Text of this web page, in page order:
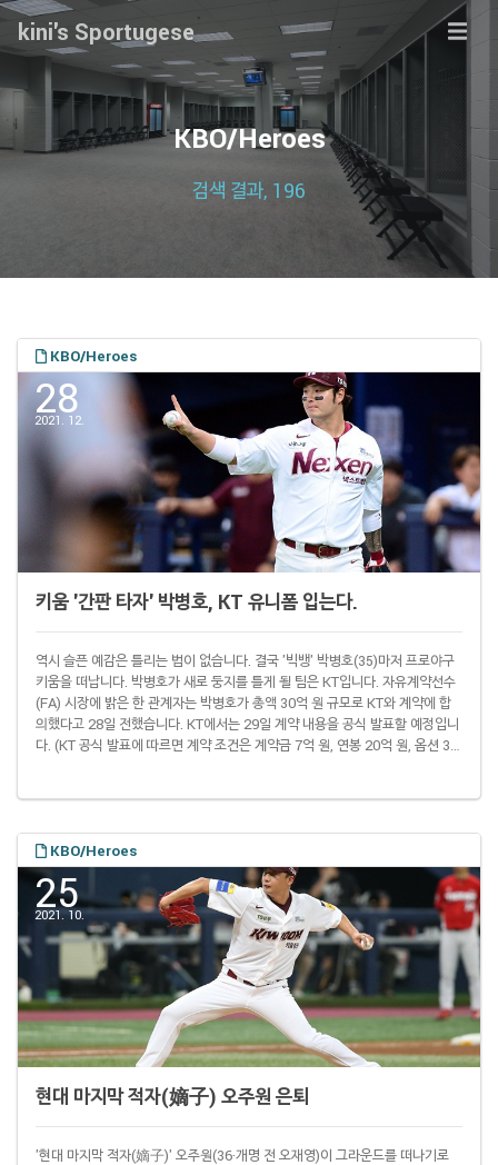
kini's Sportugese
KBO/Heroes
검색 결과, 196
KBO/Heroes
28
2021. 12.
키움 '간판 타자' 박병호, KT 유니폼 입는다.
역시 슬픈 예감은 틀리는 법이 없습니다. 결국 '빅뱅' 박병호(35)마저 프로야구
키움을 떠납니다. 박병호가 새로 둥지를 틀게 될 팀은 KT입니다. 자유계약선수
(FA) 시장에 밝은 한 관계자는 박병호가 총액 30억 원 규모로 KT와 계약에 합
의했다고 28일 전했습니다. KT에서는 29일 계약 내용을 공식 발표할 예정입니
다. (KT 공식 발표에 따르면 계약 조건은 계약금 7억 원, 연봉 20억 원, 옵션 30
박병호는 이번 시즌 키움에서 15억 원을 받았고 보상금은 2..
KBO/Heroes
25
2021. 10.
현대 마지막 적자(嫡子) 오주원 은퇴
'현대 마지막 적자(嫡子)' 오주원(36·개명 전 오재영)이 그라운드를 떠나기로